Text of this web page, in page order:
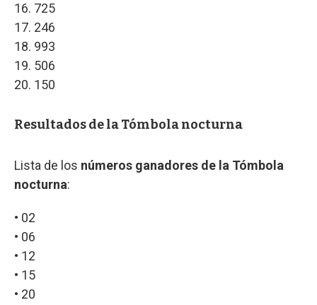
16. 725
17. 246
18. 993
19. 506
20. 150
Resultados de la Tómbola nocturna
Lista de los números ganadores de la Tómbola
nocturna:
• 02
• 06
• 12
• 15
• 20